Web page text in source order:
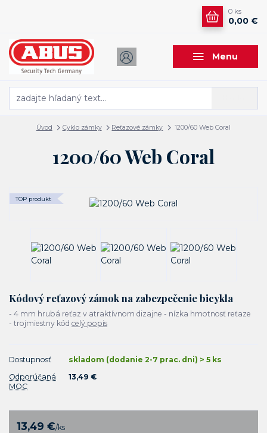
Menu
0 ks
0,00 €
Úvod Cyklo zámky Reťazové zámky 1200/60 Web Coral
1200/60 Web Coral
TOP produkt
Kódový reťazový zámok na zabezpečenie bicykla
- 4 mm hrubá reťaz v atraktívnom dizajne - nízka hmotnosť reťaze
- trojmiestny kód celý popis
Dostupnosť
skladom (dodanie 2-7 prac. dni) > 5 ks
Odporúčaná
MOC
13,49 €
13,49 €/ks